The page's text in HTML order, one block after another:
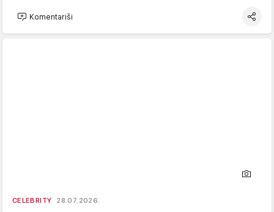
Komentariši
CELEBRITY 28.07.2026.